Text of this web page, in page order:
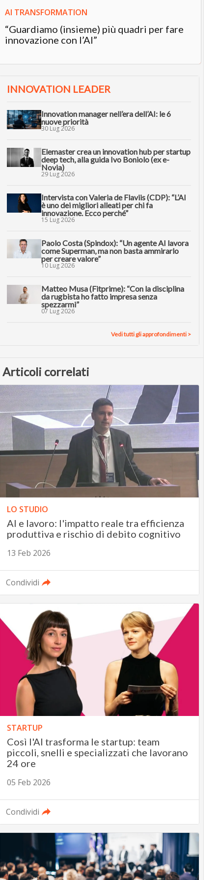
AI TRANSFORMATION
“Guardiamo (insieme) più quadri per fare
innovazione con l’AI”
INNOVATION LEADER
Innovation manager nell’era dell’AI: le 6
nuove priorità
30 Lug 2026
Elemaster crea un innovation hub per startup
deep tech, alla guida Ivo Boniolo (ex e-
Novia)
29 Lug 2026
Intervista con Valeria de Flaviis (CDP): “L’AI
è uno dei migliori alleati per chi fa
innovazione. Ecco perché”
15 Lug 2026
Paolo Costa (Spindox): “Un agente AI lavora
come Superman, ma non basta ammirarlo
per creare valore”
10 Lug 2026
Matteo Musa (Fitprime): “Con la disciplina
da rugbista ho fatto impresa senza
spezzarmi”
07 Lug 2026
Vedi tutti gli approfondimenti >
Articoli correlati
LO STUDIO
AI e lavoro: l'impatto reale tra efficienza
produttiva e rischio di debito cognitivo
13 Feb 2026
Condividi
STARTUP
Così l'AI trasforma le startup: team
piccoli, snelli e specializzati che lavorano
24 ore
05 Feb 2026
Condividi